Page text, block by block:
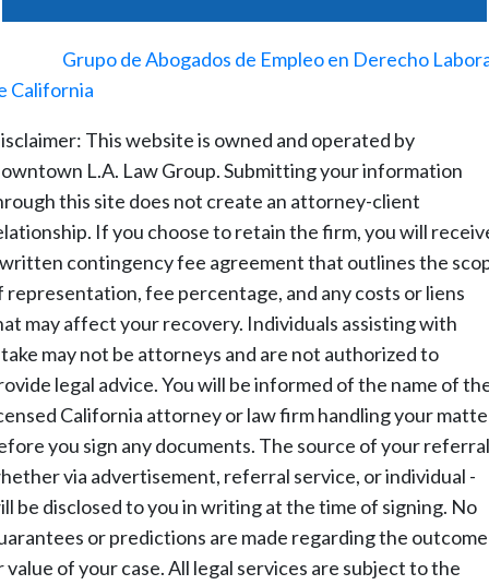
Grupo de Abogados de Empleo en Derecho
California
This website is owned and operated by
L.A. Law Group. Submitting your information
this site does not create an attorney-client
If you choose to retain the firm, you will
contingency fee agreement that outlines the
representation, fee percentage, and any costs or liens
may affect your recovery. Individuals assisting with
may not be attorneys and are not authorized to
legal advice. You will be informed of the name of
California attorney or law firm handling your
you sign any documents. The source of your
via advertisement, referral service, or individual -
be disclosed to you in writing at the time of signing. No
or predictions are made regarding the outcome
value of your case. All legal services are subject to the